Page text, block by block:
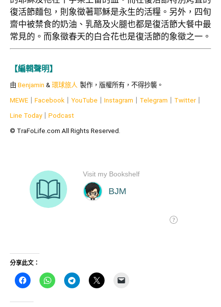
復活節麵包，則象徵著耶穌是永生的活糧。另外，四旬
齋中被禁食的奶油、乳酪及火腿也都是復活節大餐中最
常見的。而象徵春天的白合花也是復活節的象徵之一。
【編輯聲明】
由 Benjamin & 環球旅人 製作，版權所有，不得抄襲。
MEWE Facebook YouTube Instagram Telegram Twitter｜
Line Today｜ Podcast
© TraFoLife.com All Rights Reserved.
分享此文：